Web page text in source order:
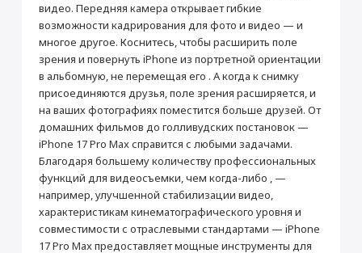
видео. Передняя камера открывает гибкие
возможности кадрирования для фото и видео — и
многое другое. Коснитесь, чтобы расширить поле
зрения и повернуть iPhone из портретной ориентации
в альбомную, не перемещая его . А когда к снимку
присоединяются друзья, поле зрения расширяется, и
на ваших фотографиях поместится больше друзей. От
домашних фильмов до голливудских постановок —
iPhone 17 Pro Max справится с любыми задачами.
Благодаря большему количеству профессиональных
функций для видеосъемки, чем когда-либо , —
например, улучшенной стабилизации видео,
характеристикам кинематографического уровня и
совместимости с отраслевыми стандартами — iPhone
17 Pro Max предоставляет мощные инструменты для
Корпус
Тип корпуса
Классический
Материал корпуса
Алюминий, Стекло
Защита от влаги и пыли
Стандарт защиты
IP68
Мультимедиа
Воспроизведение видео (ч) 39
Производитель
Производитель
Страна производитель
Китай
Раскрыть полностью
от 490 ₽
Добавить в корзину
Установка приложений (Сбер, Альфа-Банк,
2ГИС и др.)
от 990 ₽
Добавить в корзину